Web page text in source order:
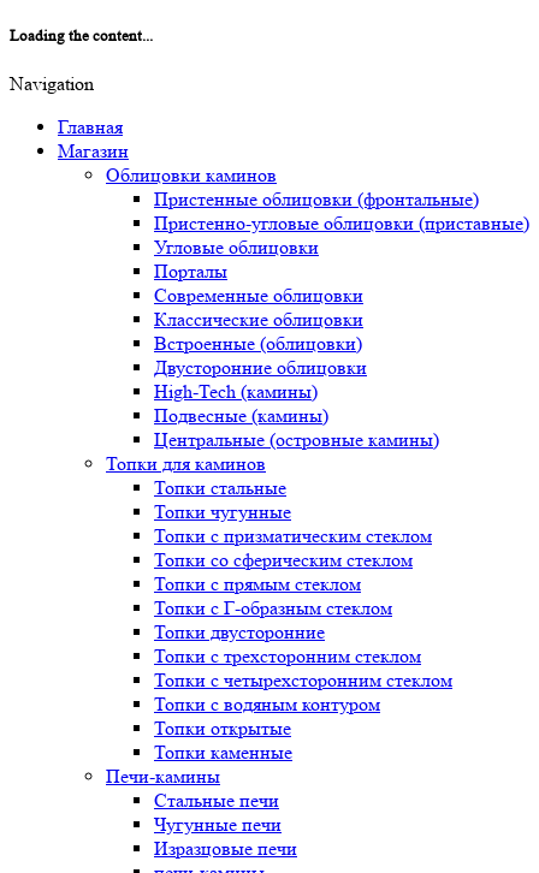
Loading the content...
Navigation
Главная
Магазин
Облицовки каминов
Пристенные облицовки (фронтальные)
Пристенно-угловые облицовки (приставные)
Угловые облицовки
Порталы
Современные облицовки
Классические облицовки
Встроенные (облицовки)
Двусторонние облицовки
High-Tech (камины)
Подвесные (камины)
Центральные (островные камины)
Топки для каминов
Топки стальные
Топки чугунные
Топки с призматическим стеклом
Топки со сферическим стеклом
Топки с прямым стеклом
Топки с Г-образным стеклом
Топки двусторонние
Топки с трехсторонним стеклом
Топки с четырехсторонним стеклом
Топки с водяным контуром
Топки открытые
Топки каменные
Печи-камины
Стальные печи
Чугунные печи
Изразцовые печи